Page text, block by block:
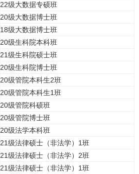
22级大数据专硕班
20级大数据博士班
18级大数据博士班
20级生科院本科班
21级生科院硕士班
20级生科院博士班
20级管院本科生2班
20级管院本科生1班
20级管院科硕班
20级管院博士班
20级法学本科班
21级法律硕士（非法学）1班
21级法律硕士（非法学）2班
21级法律硕士（非法学）1班